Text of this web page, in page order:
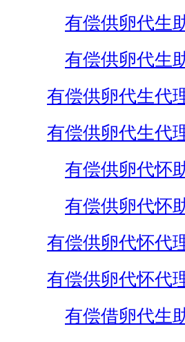
有偿供卵代生
有偿供卵代生
有偿供卵代生代
有偿供卵代生代
有偿供卵代怀
有偿供卵代怀
有偿供卵代怀代
有偿供卵代怀代
有偿借卵代生